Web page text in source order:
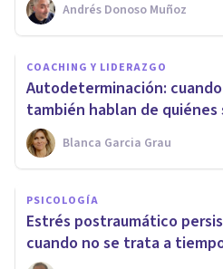
Andrés Donoso Muñoz
COACHING Y LIDERAZGO
Autodeterminación:
también hablan de quiénes
Blanca Garcia Grau
PSICOLOGÍA
Estrés postraumático
cuando no se trata a